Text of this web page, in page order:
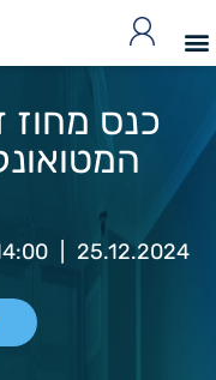
כנס מחוז
25.12.2024